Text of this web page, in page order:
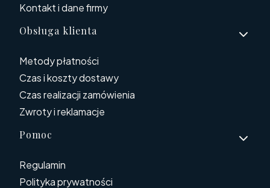
Kontakt i dane firmy
Obsługa klienta
Metody płatności
Czas i koszty dostawy
Czas realizacji zamówienia
Zwroty i reklamacje
Pomoc
Regulamin
Polityka prywatności